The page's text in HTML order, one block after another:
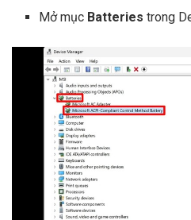
Mở mục Batteries trong